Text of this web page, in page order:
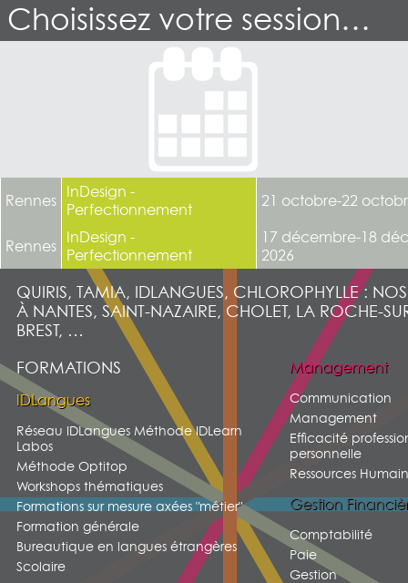
Choisissez votre session…
Rennes InDesign -
Perfectionnement
21 octobre-22
Rennes InDesign -
Perfectionnement
17 décembre-18
2026
QUIRIS, TAMIA, IDLANGUES, CHLOROPHYLLE :
À NANTES, SAINT-NAZAIRE, CHOLET, LA ROCHE-
BREST, …
FORMATIONS
IDLangues
Réseau IDLangues Méthode IDLearn
Labos
Méthode Optitop
Workshops thématiques
Formations sur mesure axées "métier"
Formation générale
Bureautique en langues étrangères
Scolaire
Management
Communication
Management
Efficacité
personnelle
Ressources
Gestion
Comptabilité
Paie
Gestion